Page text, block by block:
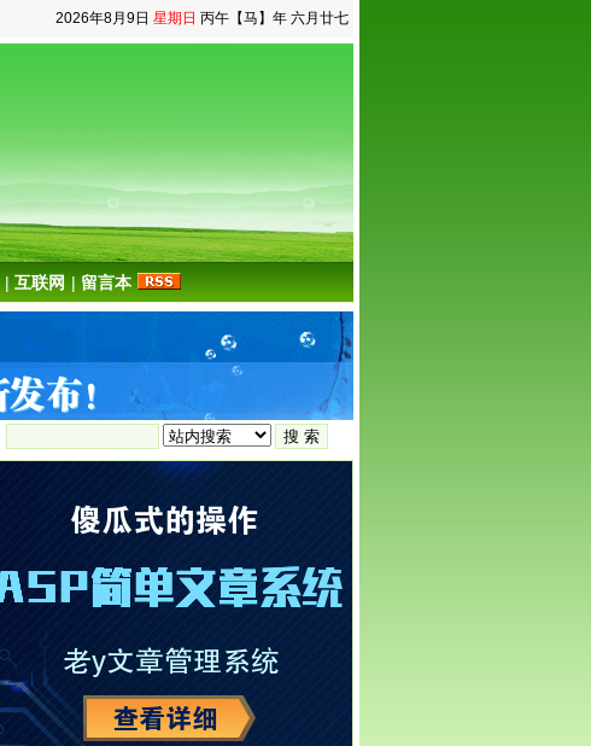
2026年8月9日 星期日 丙午【马】年 六月廿七
| 互联网 | 留言本